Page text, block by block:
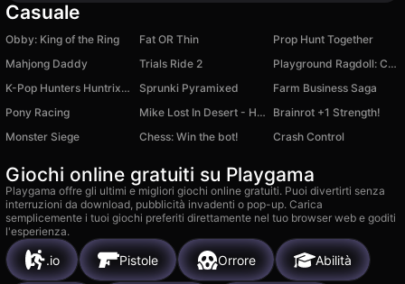
Casuale
Obby: King of the Ring Fat OR Thin
Prop Hunt Together
Mahjong Daddy
Trials Ride 2
Playground Ragdoll: Create a Monster
K-Pop Hunters Huntrix: Assemble the Pictures!
Sprunki Pyramixed
Farm Business Saga
Pony Racing
Mike Lost In Desert - Hidden Object
Brainrot +1 Strength!
Monster Siege
Chess: Win the bot! Crash Control
Giochi online gratuiti su Playgama
Playgama offre gli ultimi e migliori giochi online gratuiti. Puoi divertirti senza
interruzioni da download, pubblicità invadenti o pop-up. Carica
semplicemente i tuoi giochi preferiti direttamente nel tuo browser web e goditi
l'esperienza.
.io Pistole Orrore Abilità